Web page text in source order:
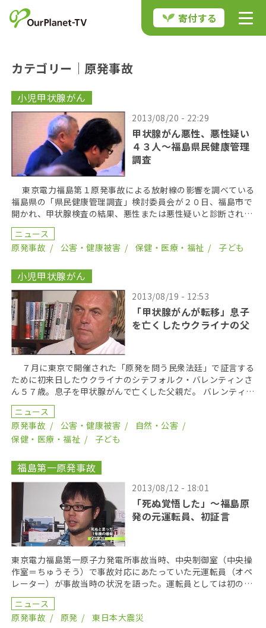
寄付する
カテゴリー｜原発事故
小児甲状腺がん
2013/08/20 - 22:29
甲状腺がん悪性、悪性疑い
４３人〜福島県民健康管理
調査
東京電力福島第１原発事故による放射線の影響を調べている
福島県の「県民健康管理調査」検討委員会が２０日、福島市で
開かれ、甲状腺検査の結果、悪性または悪性疑いと診断された
子どもが４４人になったと報告された。そのうち手術を […]
ニュース
原発事故
公害・健康被害 保健・医療・福祉 子ども
小児甲状腺がん
2013/08/19 - 12:53
「甲状腺がんが転移」息子
を亡くしたウクライナの父
７月に東京で開催された「原発を問う民衆法廷」で証言する
ために初来日したウクライナのシテフォルク・バレンティンさ
ん５７歳。息子を甲状腺がんで亡くした父親だ。 バレンティン
さんは、チェルノブイリ原発事故時、３０歳。原発か […]
ニュース
原発事故
公害・健康被害
自然・公害
保健・医療・福祉
子ども
福島第一原発事故
2013/08/12 - 18:01
「死ぬ覚悟した」～福島原
発の元運転員、初証言
東京電力福島第一原子力発電所事故当時、中央制御室（中央操
作室＝ちゅうそう）で事故対応にあたっていた元運転員（オペ
レーター）が事故当時の状況を語った。運転員としては初の証
言となる。 今回インタビューに応えたのは、事故当時、 […]
ニュース
原発事故
原発 東日本大震災